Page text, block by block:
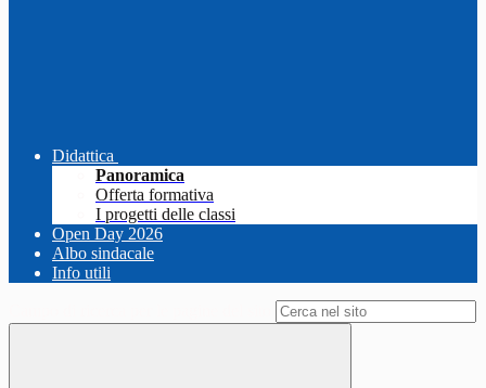
Didattica
Panoramica
Offerta formativa
I progetti delle classi
Open Day 2026
Albo sindacale
Info utili